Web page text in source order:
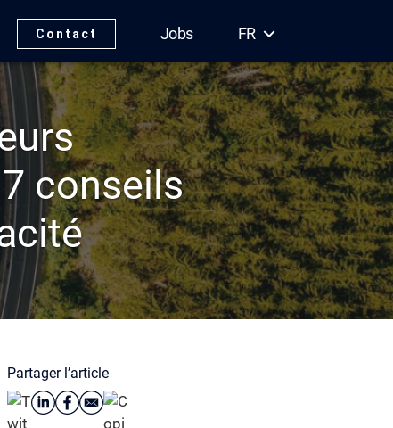
Contact Jobs FR
conseils
Partager l’article